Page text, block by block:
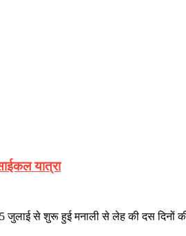
यात्रा
से शुरू हुई मनाली से लेह की दस दिनों